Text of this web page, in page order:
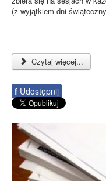
(z wyjątkiem dni
Czytaj więcej...
f Udostępnij